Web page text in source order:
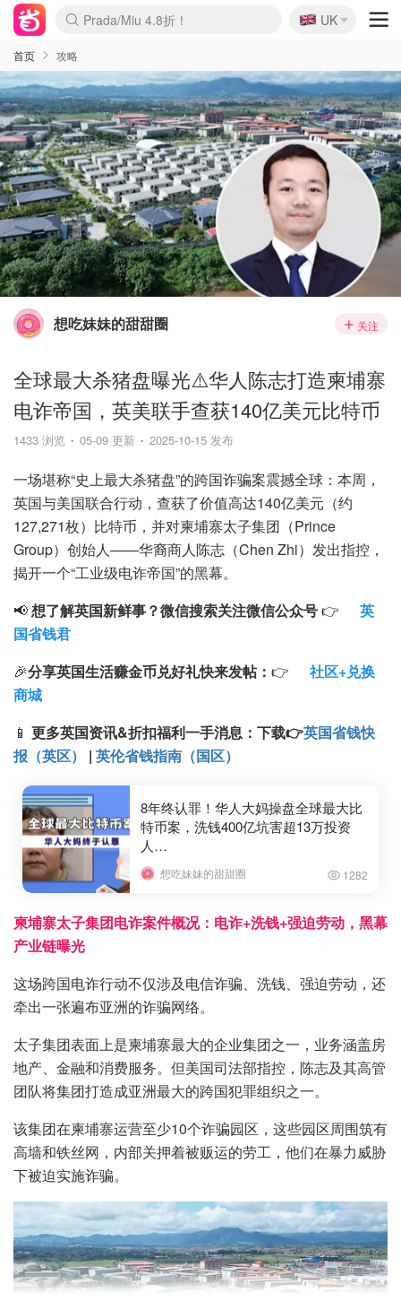
Prada/Miu 4.8折！
🇬🇧
UK
首页 攻略
想吃妹妹的甜甜圈 关注
全球最大杀猪盘曝光⚠️华人陈志打造柬埔寨
电诈帝国，英美联手查获140亿美元比特币
1433 浏览 05-09 更新 2025-10-15 发布
一场堪称“史上最大杀猪盘”的跨国诈骗案震撼全球：本周，
英国与美国联合行动，查获了价值高达140亿美元（约
127,271枚）比特币，并对柬埔寨太子集团（Prince
Group）创始人——华裔商人陈志（Chen Zhi）发出指控，
揭开一个“工业级电诈帝国”的黑幕。
📢想了解英国新鲜事？微信搜索关注微信公众号👉
英
国省钱君
🎉分享英国生活赚金币兑好礼快来发帖： 👉
社区+兑换
商城
📱 更多英国资讯&折扣福利一手消息： 下载👉英国省钱快
报（英区）
| 英伦省钱指南（国区）
8年终认罪！华人大妈操盘全球最大比
特币案，洗钱400亿坑害超13万投资
人…
想吃妹妹的甜甜圈 1282
柬埔寨太子集团电诈案件概况：电诈+洗钱+强迫劳动，黑幕
产业链曝光
这场跨国电诈行动不仅涉及电信诈骗、洗钱、强迫劳动，还
牵出一张遍布亚洲的诈骗网络。
太子集团表面上是柬埔寨最大的企业集团之一，业务涵盖房
地产、金融和消费服务。但美国司法部指控，陈志及其高管
团队将集团打造成亚洲最大的跨国犯罪组织之一。
该集团在柬埔寨运营至少10个诈骗园区，这些园区周围筑有
高墙和铁丝网，内部关押着被贩运的劳工，他们在暴力威胁
下被迫实施诈骗。